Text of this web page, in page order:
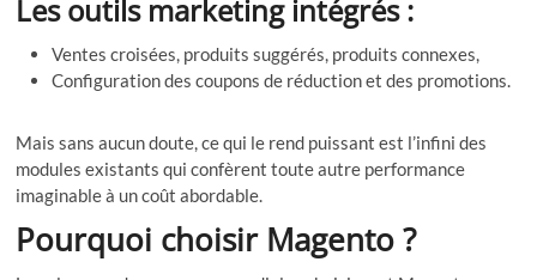
Les outils marketing intégrés :
Ventes croisées, produits suggérés, produits connexes,
Configuration des coupons de réduction et des promotions.
Mais sans aucun doute, ce qui le rend puissant est l’infini des
modules existants qui confèrent toute autre performance
imaginable à un coût abordable.
Pourquoi choisir Magento ?